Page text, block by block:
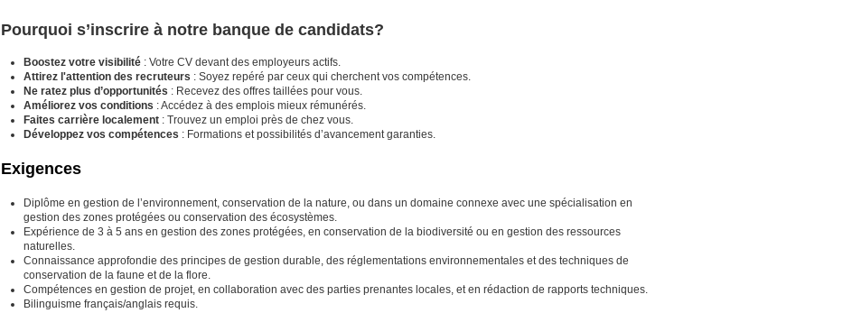
Pourquoi s’inscrire à notre banque de candidats?
Boostez votre visibilité : Votre CV devant des employeurs actifs.
Attirez l'attention des recruteurs : Soyez repéré par ceux qui cherchent vos compétences.
Ne ratez plus d’opportunités : Recevez des offres taillées pour vous.
Améliorez vos conditions : Accédez à des emplois mieux rémunérés.
Faites carrière localement : Trouvez un emploi près de chez vous.
Développez vos compétences : Formations et possibilités d’avancement garanties.
Exigences
Diplôme en gestion de l’environnement, conservation de la nature, ou dans un domaine connexe avec une spécialisation en
gestion des zones protégées ou conservation des écosystèmes.
Expérience de 3 à 5 ans en gestion des zones protégées, en conservation de la biodiversité ou en gestion des ressources
naturelles.
Connaissance approfondie des principes de gestion durable, des réglementations environnementales et des techniques de
conservation de la faune et de la flore.
Compétences en gestion de projet, en collaboration avec des parties prenantes locales, et en rédaction de rapports techniques.
Bilinguisme français/anglais requis.